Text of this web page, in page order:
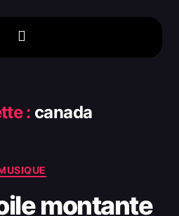
: canada
montante